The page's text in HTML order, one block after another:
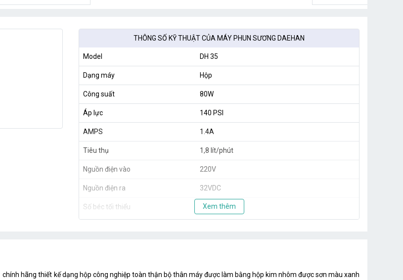
THÔNG SỐ KỸ THUẬT CỦA MÁY PHUN SƯƠNG DAEHAN
Model DH 35
Dạng máy Hộp
Công suất 80W
Áp lực 140 PSI
AMPS 1.4A
Tiêu thụ 1,8 lít/phút
Nguồn điện vào 220V
Nguồn điện ra 32VDC
Số béc tối thiểu 20 béc
Xem thêm
chính hãng thiết kế dạng hộp công nghiệp toàn thận bộ thân máy được làm bằng hộp kim nhôm được sơn màu xanh